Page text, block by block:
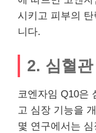
시키고 피부의
니다.
2. 심혈
코엔자임 Q10은
고 심장 기능을
몇 연구에서는